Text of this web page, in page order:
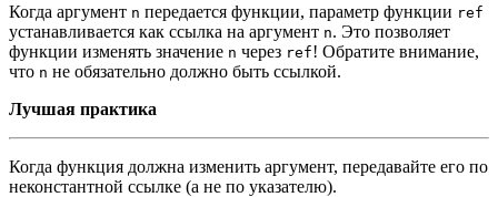
Когда аргумент n передается функции, параметр функции ref
устанавливается как ссылка на аргумент n. Это позволяет
функции изменять значение n через ref! Обратите внимание,
что n не обязательно должно быть ссылкой.
Лучшая практика
Когда функция должна изменить аргумент, передавайте его по
неконстантной ссылке (а не по указателю).